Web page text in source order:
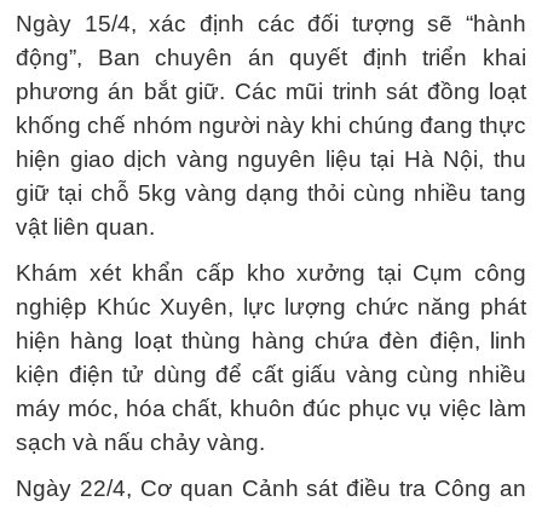
Ngày 15/4, xác định các đối tượng sẽ “hành
động”, Ban chuyên án quyết định triển khai
phương án bắt giữ. Các mũi trinh sát đồng loạt
khống chế nhóm người này khi chúng đang thực
hiện giao dịch vàng nguyên liệu tại Hà Nội, thu
giữ tại chỗ 5kg vàng dạng thỏi cùng nhiều tang
vật liên quan.
Khám xét khẩn cấp kho xưởng tại Cụm công
nghiệp Khúc Xuyên, lực lượng chức năng phát
hiện hàng loạt thùng hàng chứa đèn điện, linh
kiện điện tử dùng để cất giấu vàng cùng nhiều
máy móc, hóa chất, khuôn đúc phục vụ việc làm
sạch và nấu chảy vàng.
Ngày 22/4, Cơ quan Cảnh sát điều tra Công an